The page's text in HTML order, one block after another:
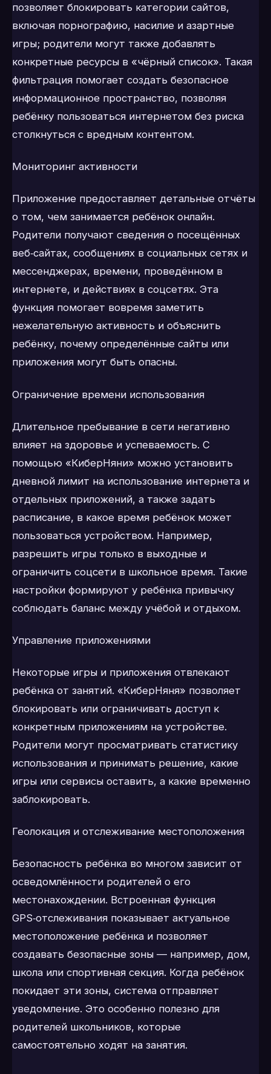
позволяет блокировать категории сайтов,
включая порнографию, насилие и азартные
игры; родители могут также добавлять
конкретные ресурсы в «чёрный список». Такая
фильтрация помогает создать безопасное
информационное пространство, позволяя
ребёнку пользоваться интернетом без риска
столкнуться с вредным контентом.
Мониторинг активности
Приложение предоставляет детальные отчёты
о том, чем занимается ребёнок онлайн.
Родители получают сведения о посещённых
веб‑сайтах, сообщениях в социальных сетях и
мессенджерах, времени, проведённом в
интернете, и действиях в соцсетях. Эта
функция помогает вовремя заметить
нежелательную активность и объяснить
ребёнку, почему определённые сайты или
приложения могут быть опасны.
Ограничение времени использования
Длительное пребывание в сети негативно
влияет на здоровье и успеваемость. С
помощью «КиберНяни» можно установить
дневной лимит на использование интернета и
отдельных приложений, а также задать
расписание, в какое время ребёнок может
пользоваться устройством. Например,
разрешить игры только в выходные и
ограничить соцсети в школьное время. Такие
настройки формируют у ребёнка привычку
соблюдать баланс между учёбой и отдыхом.
Управление приложениями
Некоторые игры и приложения отвлекают
ребёнка от занятий. «КиберНяня» позволяет
блокировать или ограничивать доступ к
конкретным приложениям на устройстве.
Родители могут просматривать статистику
использования и принимать решение, какие
игры или сервисы оставить, а какие временно
заблокировать.
Геолокация и отслеживание местоположения
Безопасность ребёнка во многом зависит от
осведомлённости родителей о его
местонахождении. Встроенная функция
GPS‑отслеживания показывает актуальное
местоположение ребёнка и позволяет
создавать безопасные зоны — например, дом,
школа или спортивная секция. Когда ребёнок
покидает эти зоны, система отправляет
уведомление. Это особенно полезно для
родителей школьников, которые
самостоятельно ходят на занятия.